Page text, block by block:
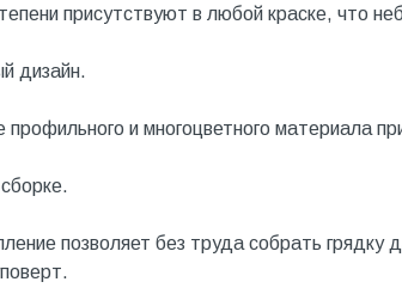
присутствуют в любой краске, что
дизайн.
профильного и многоцветного материала
позволяет без труда собрать